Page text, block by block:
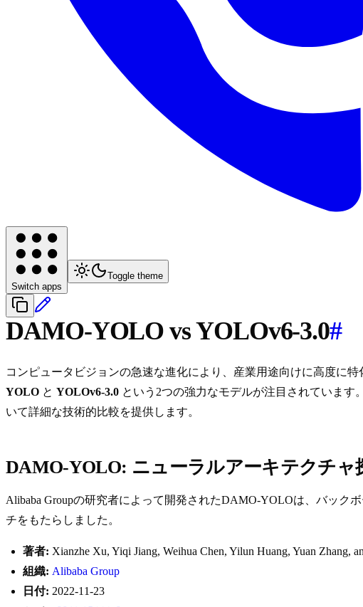
Switch apps
Toggle theme
DAMO-YOLO vs YOLOv6-3.0#
コンピュータビジョンの急速な進化により、産業用途向けに高度に
YOLO と YOLOv6-3.0 という2つの強力なモデルが注目されていま
いて詳細な技術的比較を提供します。
DAMO-YOLO: ニューラルアーキテクチャ
Alibaba Groupの研究者によって開発されたDAMO-YOLOは、バック
チをもたらしました。
著者: Xianzhe Xu, Yiqi Jiang, Weihua Chen, Yilun Huang, Yuan Zhang,
組織: Alibaba Group
日付: 2022-11-23